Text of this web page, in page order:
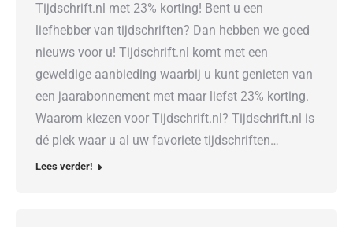
Tijdschrift.nl met 23% korting! Bent u een
liefhebber van tijdschriften? Dan hebben we goed
nieuws voor u! Tijdschrift.nl komt met een
geweldige aanbieding waarbij u kunt genieten van
een jaarabonnement met maar liefst 23% korting.
Waarom kiezen voor Tijdschrift.nl? Tijdschrift.nl is
dé plek waar u al uw favoriete tijdschriften…
Lees verder!